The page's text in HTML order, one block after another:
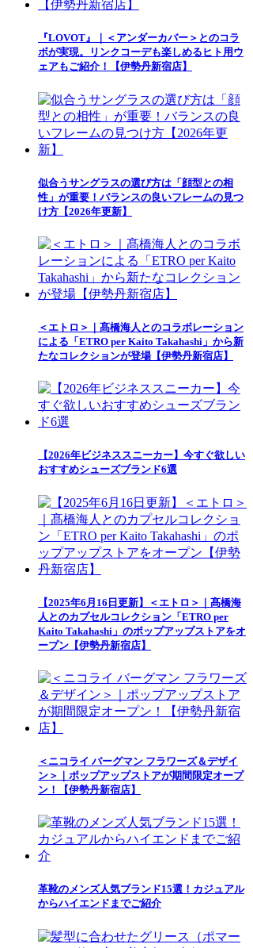
『LOVOT』｜＜アンダーカバー＞とのコラ
ボが実現。リンクコーデも楽しめるヒト用ウ
ェアもご紹介！【伊勢丹新宿店】
似合うサングラスの選び方は「顔型との相
性」が重要！バランスの良いフレームの見つ
け方【2026年更新】
＜エトロ＞｜髙橋海人とのコラボレーション
による「ETRO per Kaito Takahashi」から新
たなコレクションが登場【伊勢丹新宿店】
【2026年ビジネススニーカー】今すぐ欲しい
おすすめシューズブランド6選
【2025年6月16日更新】＜エトロ＞｜髙橋海
人とのカプセルコレクション「ETRO per
Kaito Takahashi」のポップアップストアをオ
ープン【伊勢丹新宿店】
＜ニコライ バーグマン フラワーズ＆デザイ
ン＞｜ポップアップストアが期間限定オープ
ン！【伊勢丹新宿店】
革靴のメンズ人気ブランド15選！カジュアル
からハイエンドまでご紹介